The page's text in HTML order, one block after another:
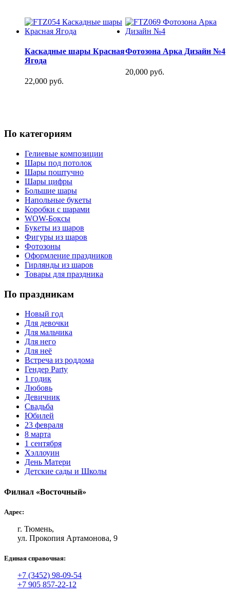
Каскадные шары Красная
Ягода
22,000 руб.
Фотозона Арка Дизайн №4
20,000 руб.
По категориям
Гелиевые композиции
Шары под потолок
Шары поштучно
Шары цифры
Большие шары
Напольные букеты
Коробки с шарами
WOW-Боксы
Букеты из шаров
Фигуры из шаров
Фотозоны
Оформление праздников
Гирлянды из шаров
Товары для праздника
По праздникам
Новый год
Для девочки
Для мальчика
Для него
Для неё
Встреча из роддома
Гендер Party
1 годик
Любовь
Девичник
Свадьба
Юбилей
23 февраля
8 марта
1 сентября
Хэллоуин
День Матери
Детские сады и Школы
Филиал «Восточный»
Адрес:
г. Тюмень,
ул. Прокопия Артамонова, 9
Единая справочная:
+7 (3452) 98-09-54
+7 905 857-22-12